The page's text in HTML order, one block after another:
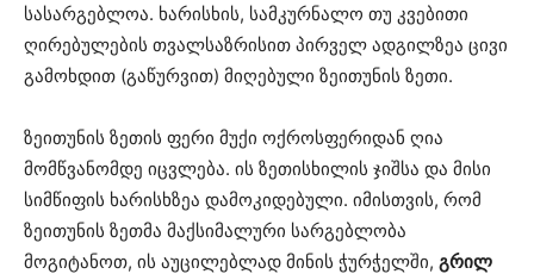
სასარგებლოა. ხარისხის, სამკურნალო თუ კვებითი
ღირებულების თვალსაზრისით პირველ ადგილზეა ცივი
გამოხდით (გაწურვით) მიღებული ზეითუნის ზეთი.
ზეითუნის ზეთის ფერი მუქი ოქროსფერიდან ღია
მომწვანომდე იცვლება. ის ზეთისხილის ჯიშსა და მისი
სიმწიფის ხარისხზეა დამოკიდებული. იმისთვის, რომ
ზეითუნის ზეთმა მაქსიმალური სარგებლობა
მოგიტანოთ, ის აუცილებლად მინის ჭურჭელში, გრილ